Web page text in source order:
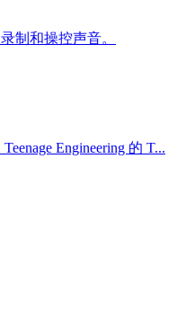
制和操控声音。
Engineering 的 T...